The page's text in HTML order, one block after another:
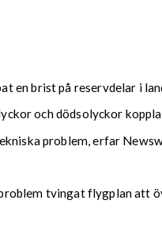
en brist på reservdelar i
och dödsolyckor
problem, erfar
tvingat flygplan att